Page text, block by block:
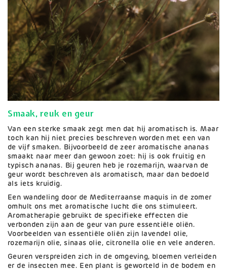
Smaak, reuk en geur
Van een sterke smaak zegt men dat hij aromatisch is. Maar
toch kan hij niet precies beschreven worden met een van
de vijf smaken. Bijvoorbeeld de zeer aromatische ananas
smaakt naar meer dan gewoon zoet: hij is ook fruitig en
typisch ananas. Bij geuren heb je rozemarijn, waarvan de
geur wordt beschreven als aromatisch, maar dan bedoeld
als iets kruidig.
Een wandeling door de Mediterraanse maquis in de zomer
omhult ons met aromatische lucht die ons stimuleert.
Aromatherapie gebruikt de specifieke effecten die
verbonden zijn aan de geur van pure essentiële oliën.
Voorbeelden van essentiële oliën zijn lavendel olie,
rozemarijn olie, sinaas olie, citronella olie en vele anderen.
Geuren verspreiden zich in de omgeving, bloemen verleiden
er de insecten mee. Een plant is geworteld in de bodem en